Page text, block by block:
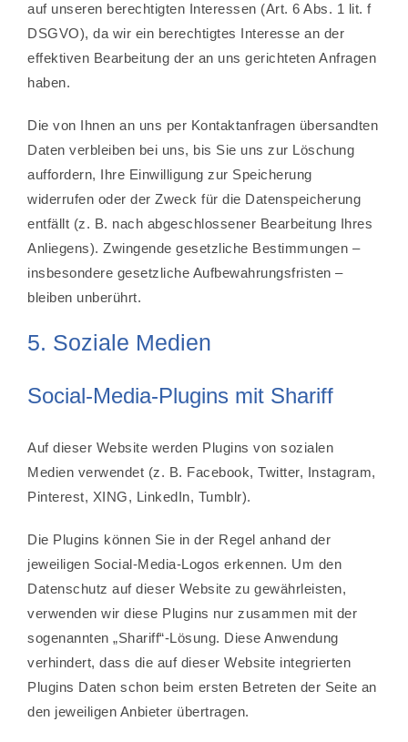
auf unseren berechtigten Interessen (Art. 6 Abs. 1 lit. f
DSGVO), da wir ein berechtigtes Interesse an der
effektiven Bearbeitung der an uns gerichteten Anfragen
haben.
Die von Ihnen an uns per Kontaktanfragen übersandten
Daten verbleiben bei uns, bis Sie uns zur Löschung
auffordern, Ihre Einwilligung zur Speicherung
widerrufen oder der Zweck für die Datenspeicherung
entfällt (z. B. nach abgeschlossener Bearbeitung Ihres
Anliegens). Zwingende gesetzliche Bestimmungen –
insbesondere gesetzliche Aufbewahrungsfristen –
bleiben unberührt.
5. Soziale Medien
Social-Media-Plugins mit Shariff
Auf dieser Website werden Plugins von sozialen
Medien verwendet (z. B. Facebook, Twitter, Instagram,
Pinterest, XING, LinkedIn, Tumblr).
Die Plugins können Sie in der Regel anhand der
jeweiligen Social-Media-Logos erkennen. Um den
Datenschutz auf dieser Website zu gewährleisten,
verwenden wir diese Plugins nur zusammen mit der
sogenannten „Shariff“-Lösung. Diese Anwendung
verhindert, dass die auf dieser Website integrierten
Plugins Daten schon beim ersten Betreten der Seite an
den jeweiligen Anbieter übertragen.